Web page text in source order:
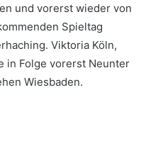
und vorerst wieder von
Spieltag
Viktoria Köln,
in Folge vorerst Neunter
Wiesbaden.